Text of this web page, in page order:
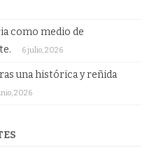
como medio de
6 julio, 2026
una histórica y reñida
2026